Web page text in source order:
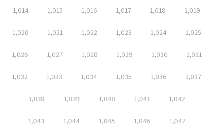
1,014 1,015 1,016 1,017 1,018 1,019
1,020 1,021 1,022 1,023 1,024 1,025
1,026 1,027 1,028 1,029 1,030 1,031
1,032 1,033 1,034 1,035 1,036 1,037
1,038 1,039 1,040 1,041 1,042
1,043 1,044 1,045 1,046 1,047